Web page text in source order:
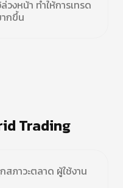
วงหน้า ทำให้การเทรด
กขึ้น
Trading
สภาวะตลาด ผู้ใช้งาน